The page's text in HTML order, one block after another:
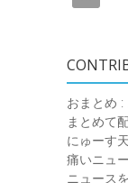
おまとめ :
まとめて
にゅーす
痛いニュ
ニュース